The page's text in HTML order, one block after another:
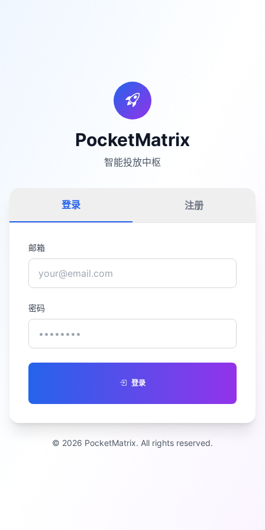
PocketMatrix
智能投放中枢
登录 注册
邮箱
密码
登录
© 2026 PocketMatrix. All rights reserved.